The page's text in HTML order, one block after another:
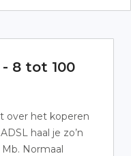
- 8 tot 100
over het koperen
haal je zo’n
Normaal